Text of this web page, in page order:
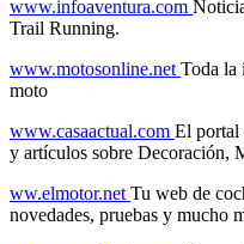
www.infoaventura.com
Trail Running.
www.motosonline.netToda la
moto
www.casaactual.com El portal
y artículos sobre Decoración,
ww.elmotor.netTu web de
novedades, pruebas y mucho